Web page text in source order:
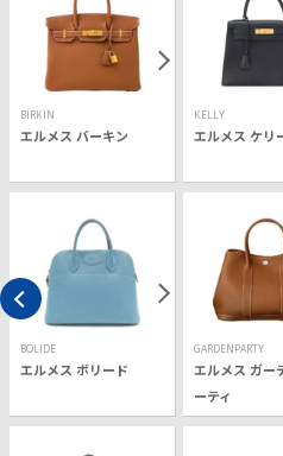
BIRKIN
エルメス バーキン
KELLY
エルメス ケリ
BOLIDE
エルメス ボリード
GARDENPARTY
エルメス ガー
ーティ